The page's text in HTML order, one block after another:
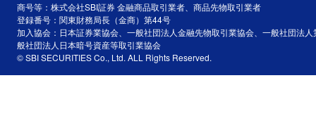
商号等：株式会社SBI証券 金融商品取引業者、商品先物取引業者
登録番号：関東財務局長（金商）第44号
加入協会：日本証券業協会、一般社団法人金融先物取引業協会、一般社団法
般社団法人日本暗号資産等取引業協会
© SBI SECURITIES Co., Ltd. ALL Rights Reserved.